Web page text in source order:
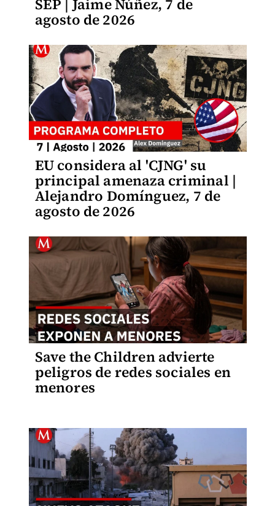
SEP | Jaime Núñez, 7 de
agosto de 2026
EU considera al 'CJNG' su
principal amenaza criminal |
Alejandro Domínguez, 7 de
agosto de 2026
Save the Children advierte
peligros de redes sociales en
menores